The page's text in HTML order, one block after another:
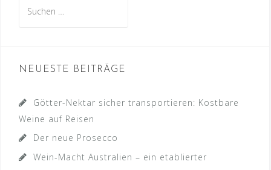
nach:
NEUESTE BEITRÄGE
Götter-Nektar sicher transportieren: Kostbare
Weine auf Reisen
Der neue Prosecco
Wein-Macht Australien – ein etablierter